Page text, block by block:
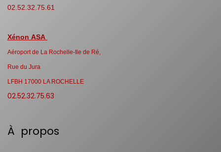
02.52.32.75.61
Xénon ASA
Aéroport de La Rochelle-Ile de Ré,
Rue du Jura
LFBH 17000 LA ROCHELLE
02.52.32.75.63
À propos